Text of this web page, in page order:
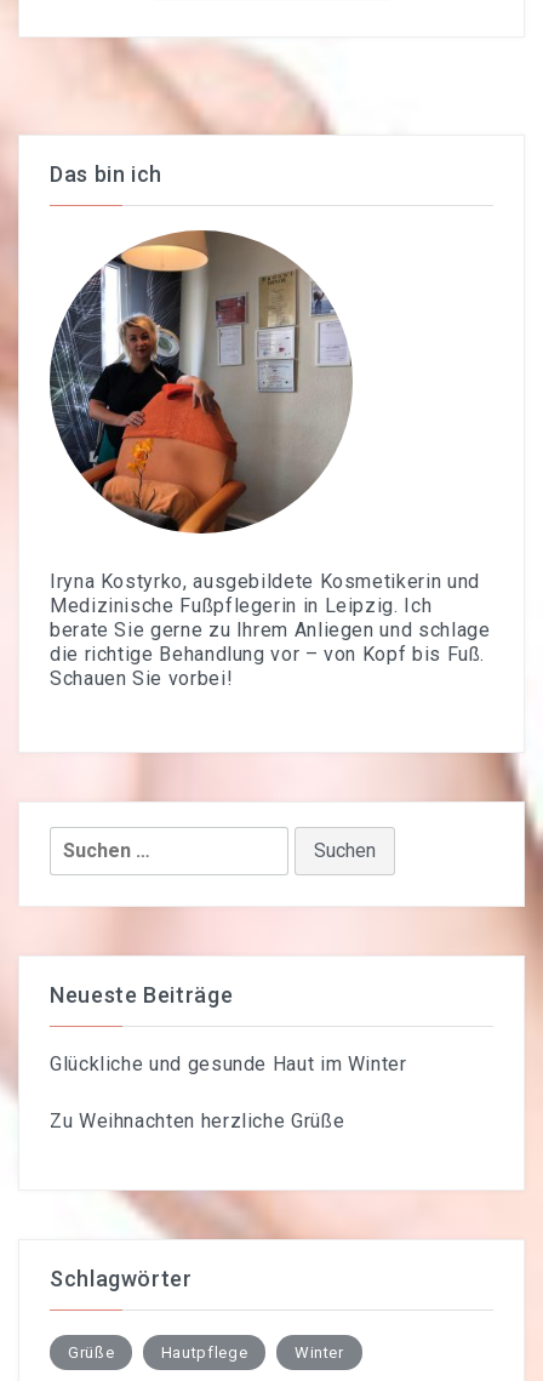
Das bin ich
Iryna Kostyrko, ausgebildete Kosmetikerin und
Medizinische Fußpflegerin in Leipzig. Ich
berate Sie gerne zu Ihrem Anliegen und schlage
die richtige Behandlung vor – von Kopf bis Fuß.
Schauen Sie vorbei!
Suchen
nach:
Neueste Beiträge
Glückliche und gesunde Haut im Winter
Zu Weihnachten herzliche Grüße
Schlagwörter
Grüße Hautpflege Winter